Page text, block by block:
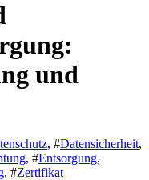
und
, #Datensicherheit,
, #Entsorgung,
, #Zertifikat